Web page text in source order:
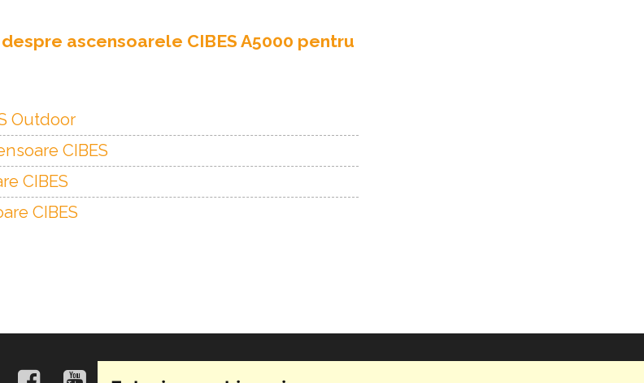
ascensoarele CIBES A5000 pentru
Outdoor
CIBES
CIBES
CIBES